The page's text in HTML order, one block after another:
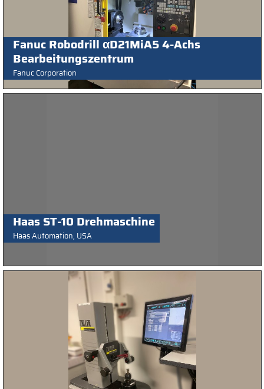
Fanuc Robodrill αD21MiA5 4-Achs
Bearbeitungszentrum
Fanuc Corporation
Haas ST-10 Drehmaschine
Haas Automation, USA